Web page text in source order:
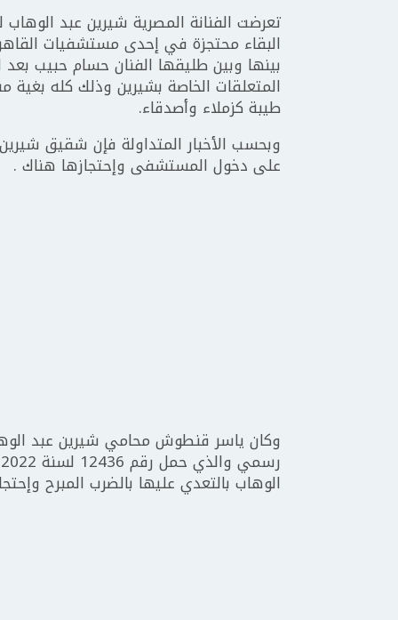
تعرضت الفنانة المصرية شيرين عبد
البقاء محتجزة في إحدى مستشفيات
بينها وبين طليقها الفنان حسام حبيب بعد
المتعلقات الخاصة بشيرين وذلك كله
طيبة كزملاء وأصدقاء.
وبحسب الأخبار المتداولة فإن شقيق
على دخول المستشفى وإحتجازها هناك .
وكان ياسر قنطوش محامي شيرين عبد
الوهاب بالتعدي عليها بالضرب المبرح